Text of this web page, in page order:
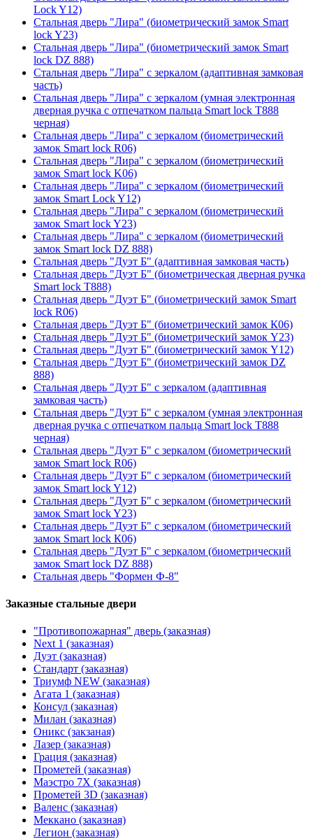
Lock Y12)
Стальная дверь "Лира" (биометрический замок Smart
lock Y23)
Стальная дверь "Лира" (биометрический замок Smart
lock DZ 888)
Стальная дверь "Лира" с зеркалом (адаптивная замковая
часть)
Стальная дверь "Лира" с зеркалом (умная электронная
дверная ручка с отпечатком пальца Smart lock T888
черная)
Стальная дверь "Лира" с зеркалом (биометрический
замок Smart lock R06)
Стальная дверь "Лира" с зеркалом (биометрический
замок Smart lock K06)
Стальная дверь "Лира" с зеркалом (биометрический
замок Smart Lock Y12)
Стальная дверь "Лира" с зеркалом (биометрический
замок Smart lock Y23)
Стальная дверь "Лира" с зеркалом (биометрический
замок Smart lock DZ 888)
Стальная дверь "Дуэт Б" (адаптивная замковая часть)
Стальная дверь "Дуэт Б" (биометрическая дверная ручка
Smart lock T888)
Стальная дверь "Дуэт Б" (биометрический замок Smart
lock R06)
Стальная дверь "Дуэт Б" (биометрический замок К06)
Стальная дверь "Дуэт Б" (биометрический замок Y23)
Стальная дверь "Дуэт Б" (биометрический замок Y12)
Стальная дверь "Дуэт Б" (биометрический замок DZ
888)
Стальная дверь "Дуэт Б" с зеркалом (адаптивная
замковая часть)
Стальная дверь "Дуэт Б" с зеркалом (умная электронная
дверная ручка с отпечатком пальца Smart lock T888
черная)
Стальная дверь "Дуэт Б" с зеркалом (биометрический
замок Smart lock R06)
Стальная дверь "Дуэт Б" с зеркалом (биометрический
замок Smart lock Y12)
Стальная дверь "Дуэт Б" с зеркалом (биометрический
замок Smart lock Y23)
Стальная дверь "Дуэт Б" с зеркалом (биометрический
замок Smart lock К06)
Стальная дверь "Дуэт Б" с зеркалом (биометрический
замок Smart lock DZ 888)
Стальная дверь "Формен Ф-8"
Заказные стальные двери
"Противопожарная" дверь (заказная)
Next 1 (заказная)
Дуэт (заказная)
Стандарт (заказная)
Триумф NEW (заказная)
Агата 1 (заказная)
Консул (заказная)
Милан (заказная)
Оникс (закзаная)
Лазер (заказная)
Грация (заказная)
Прометей (заказная)
Маэстро 7Х (заказная)
Прометей 3D (заказная)
Валенс (заказная)
Меккано (заказная)
Легион (заказная)